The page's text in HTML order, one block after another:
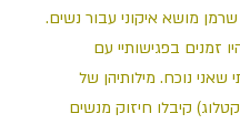
מושא איקוני עבור נשים.
זמנים בפגישותיי עם
נוכח. מילותיהן של
קיבלו חיזוק מנשים